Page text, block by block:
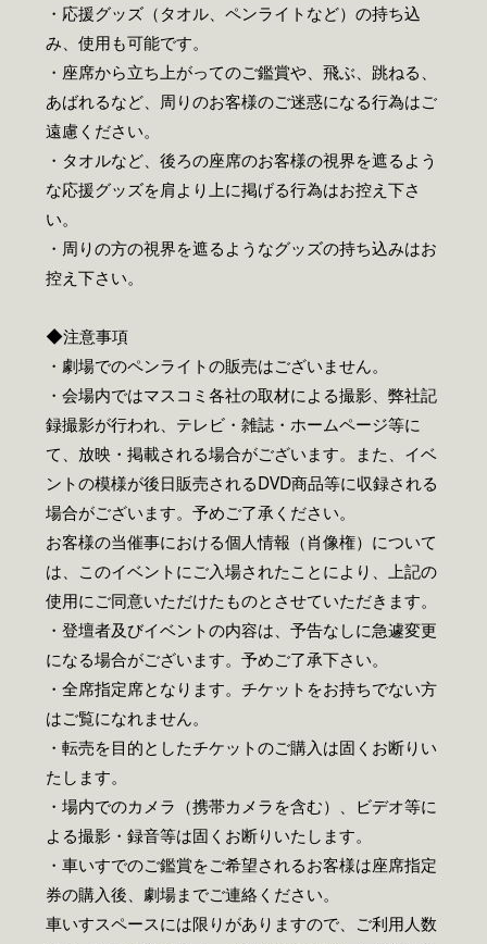
・応援グッズ（タオル、ペンライトなど）の持ち込
み、使用も可能です。
・座席から立ち上がってのご鑑賞や、飛ぶ、跳ねる、
あばれるなど、周りのお客様のご迷惑になる行為はご
遠慮ください。
・タオルなど、後ろの座席のお客様の視界を遮るよう
な応援グッズを肩より上に掲げる行為はお控え下さ
い。
・周りの方の視界を遮るようなグッズの持ち込みはお
控え下さい。
◆注意事項
・劇場でのペンライトの販売はございません。
・会場内ではマスコミ各社の取材による撮影、弊社記
録撮影が行われ、テレビ・雑誌・ホームページ等に
て、放映・掲載される場合がございます。また、イベ
ントの模様が後日販売されるDVD商品等に収録される
場合がございます。予めご了承ください。
お客様の当催事における個人情報（肖像権）について
は、このイベントにご入場されたことにより、上記の
使用にご同意いただけたものとさせていただきます。
・登壇者及びイベントの内容は、予告なしに急遽変更
になる場合がございます。予めご了承下さい。
・全席指定席となります。チケットをお持ちでない方
はご覧になれません。
・転売を目的としたチケットのご購入は固くお断りい
たします。
・場内でのカメラ（携帯カメラを含む）、ビデオ等に
よる撮影・録音等は固くお断りいたします。
・車いすでのご鑑賞をご希望されるお客様は座席指定
券の購入後、劇場までご連絡ください。
車いすスペースには限りがありますので、ご利用人数